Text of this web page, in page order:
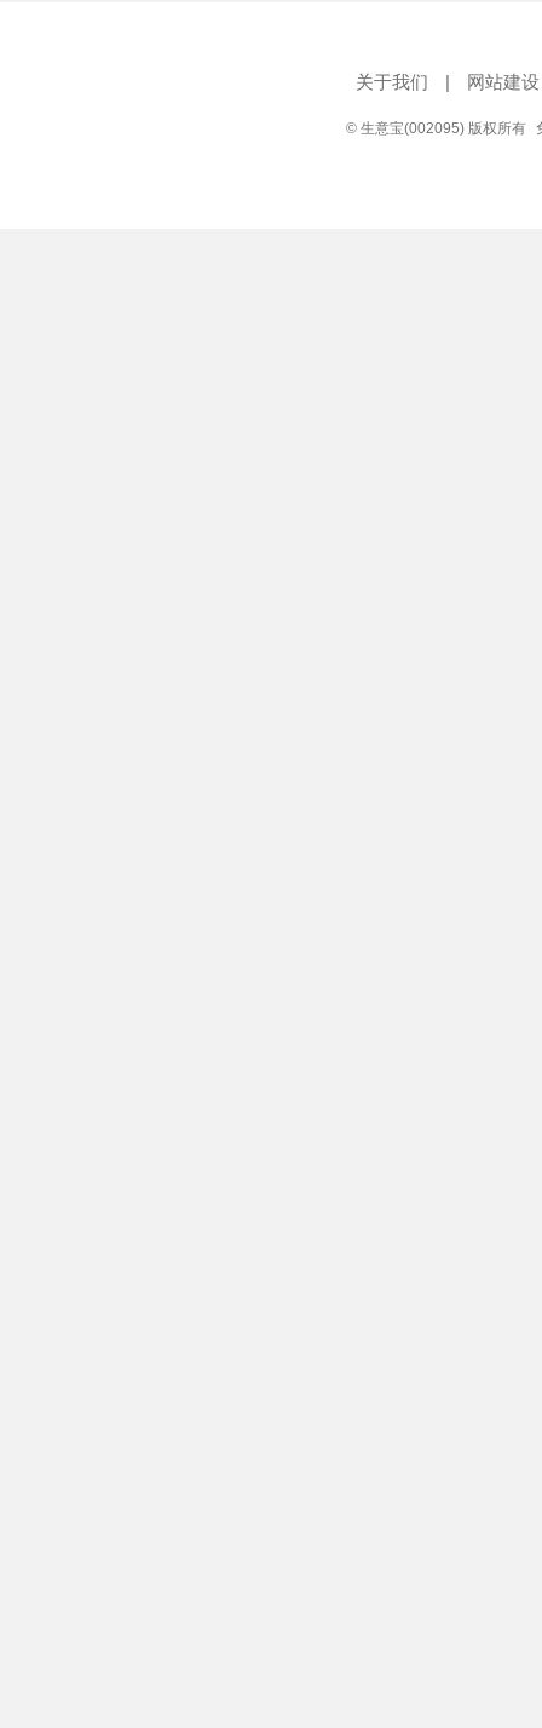
关于我们 | 网站建设
© 生意宝(002095) 版权所有